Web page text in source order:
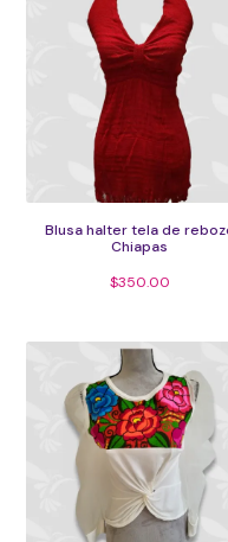
Blusa halter tela de
Chiapas
$350.00